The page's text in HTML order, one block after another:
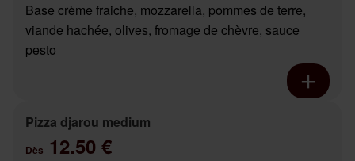
Base crème fraiche, mozzarella, pommes de terre,
viande hachée, olives, fromage de chèvre, sauce
pesto
Pizza djarou medium
Dès 12.50 €